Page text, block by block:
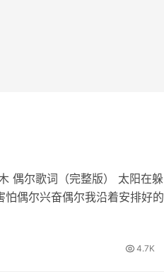
偶尔歌词（完整版） 太阳在
偶尔兴奋偶尔我沿着安排好
4.7K